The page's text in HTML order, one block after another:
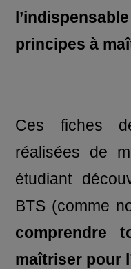
principes à
Ces fiches
réalisées de
étudiant
BTS (comme
comprendre
maîtriser pour